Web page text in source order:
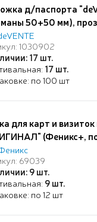
д/паспорта
50+50 мм),
1030902
17 шт.
17 шт.
по 100 шт
для карт и
(Феникс+,
см, 1 отд.,
69039
9 шт.
9 шт.
по 12 шт